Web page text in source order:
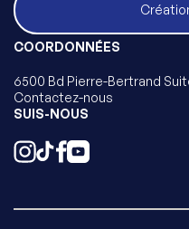
COORDONNÉES
6500 Bd Pierre-Bertrand
Contactez-nous
SUIS-NOUS